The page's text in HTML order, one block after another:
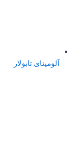
آلومینای تابولار